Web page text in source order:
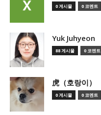
0 게시물 0 코멘트
Yuk Juhyeon
88 게시물 0 코멘트
虎（호랑이）
0 게시물 0 코멘트